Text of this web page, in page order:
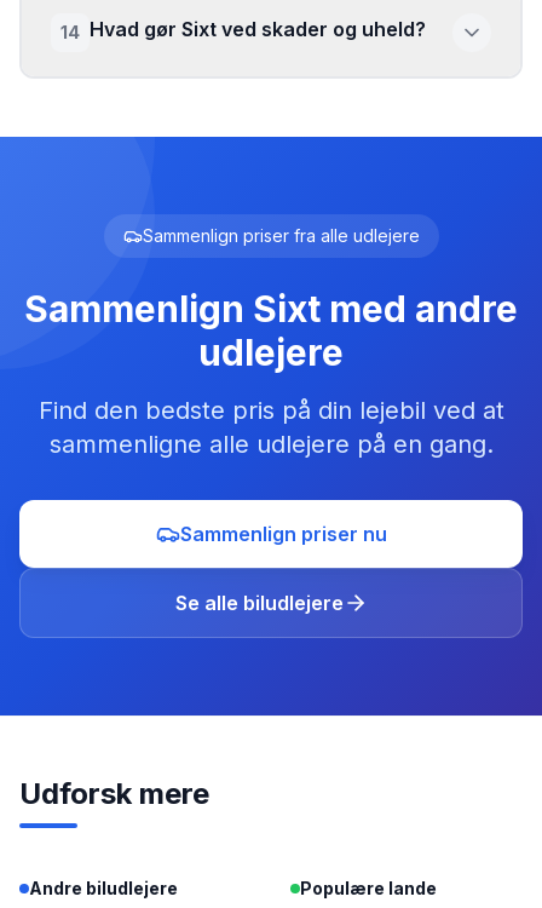
14 Hvad gør Sixt ved skader og uheld?
Sammenlign priser fra alle udlejere
Sammenlign Sixt med andre
udlejere
Find den bedste pris på din lejebil ved at
sammenligne alle udlejere på en gang.
Sammenlign priser nu
Se alle biludlejere
Udforsk mere
Andre biludlejere Populære lande